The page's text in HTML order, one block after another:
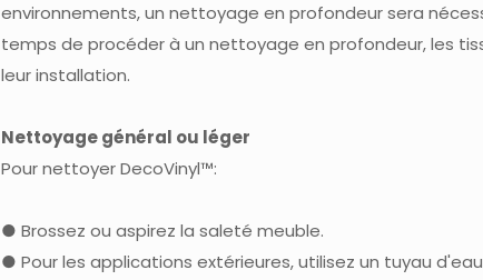
environnements, un nettoyage en profondeur sera
temps de procéder à un nettoyage en profondeur, les
leur installation.
Nettoyage général ou léger
Pour nettoyer DecoVinyl™:
● Brossez ou aspirez la saleté meuble.
● Pour les applications extérieures, utilisez un tuyau